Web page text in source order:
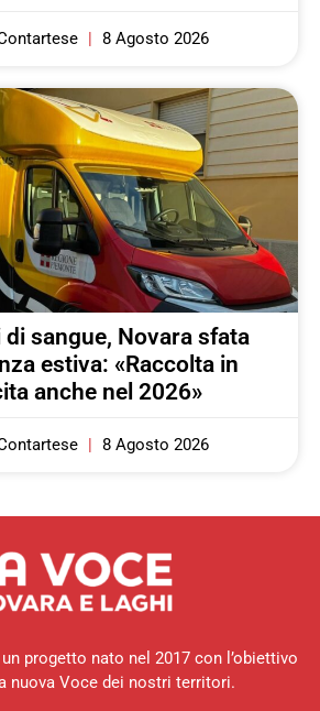
8 Agosto 2026
di sangue, Novara sfata
estiva: «Raccolta in
anche nel 2026»
8 Agosto 2026
progetto nato nel 2017 con l’obiettivo
nuova Voce dei nostri territori.